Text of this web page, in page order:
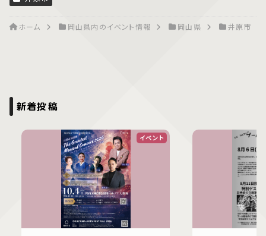
ホーム 岡山県内のイベント情報 岡山県 井原市
新着投稿
イベント